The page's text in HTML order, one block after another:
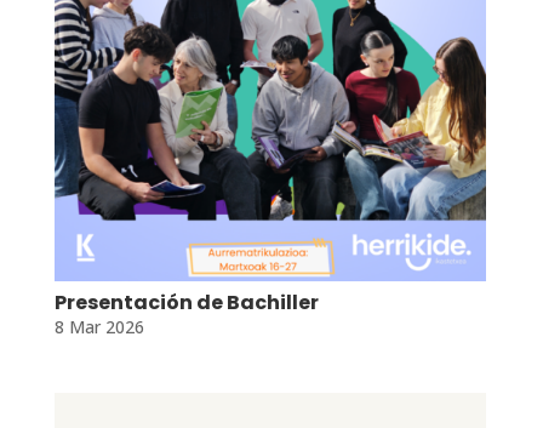
Presentación de Bachiller
8 Mar 2026